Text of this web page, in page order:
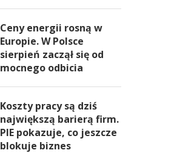
Ceny energii rosną w
Europie. W Polsce
sierpień zaczął się od
mocnego odbicia
Koszty pracy są dziś
największą barierą firm.
PIE pokazuje, co jeszcze
blokuje biznes